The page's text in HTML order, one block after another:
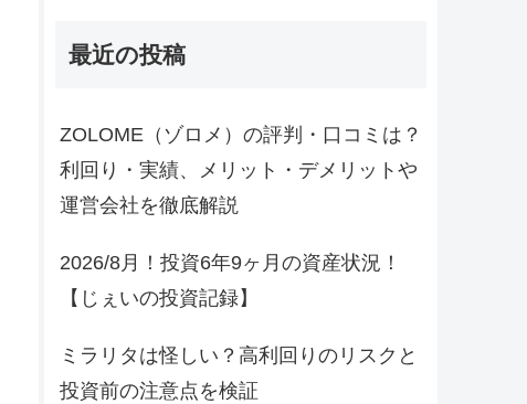
最近の投稿
ZOLOME（ゾロメ）の評判・口コミは？
利回り・実績、メリット・デメリットや
運営会社を徹底解説
2026/8月！投資6年9ヶ月の資産状況！
【じぇいの投資記録】
ミラリタは怪しい？高利回りのリスクと
投資前の注意点を検証